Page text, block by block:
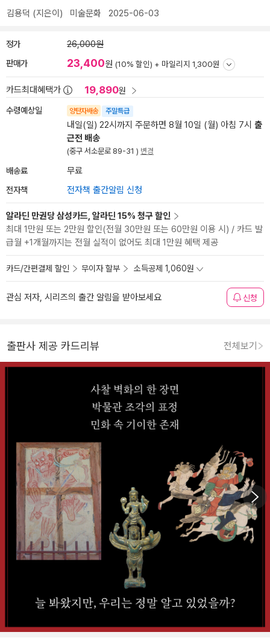
김용덕 (지은이) 미술문화 2025-06-03
정가 26,000원
판매가 23,400원 (10% 할인) + 마일리지 1,300원
카드최대혜택가 19,890원
수령예상일 양탄자배송 주말특급
내일(일) 22시까지 주문하면 8월 10일 (월) 아침 7시 출
근전 배송
(중구 서소문로 89-31 ) 변경
배송료 무료
전자책 전자책 출간알림 신청
알라딘 만권당 삼성카드, 알라딘 15% 청구 할인
최대 1만원 또는 2만원 할인(전월 30만원 또는 60만원 이용 시) / 카드 발
급월 +1개월까지는 전월 실적이 없어도 최대 1만원 혜택 제공
카드/간편결제 할인 무이자 할부 소득공제 1,060원
관심 저자, 시리즈의 출간 알림을 받아보세요 신청
출판사 제공 카드리뷰 전체보기